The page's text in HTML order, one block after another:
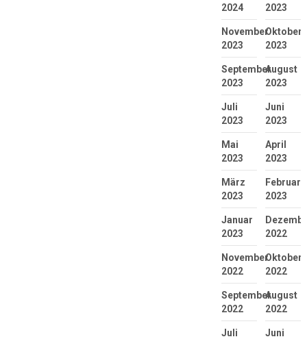
2024
2023
November
2023
Oktober
2023
September
2023
August
2023
Juli
2023
Juni
2023
Mai
2023
April
2023
März
2023
Februar
2023
Januar
2023
2022
November
2022
Oktober
2022
September
2022
August
2022
Juli
Juni